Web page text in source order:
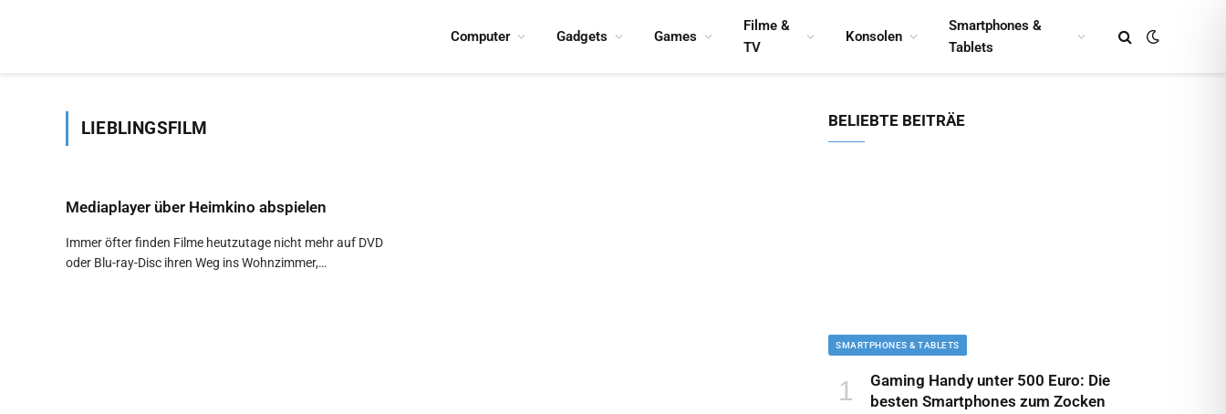
Computer Gadgets Games
Filme &
TV
Konsolen
Smartphones &
Tablets
LIEBLINGSFILM
Mediaplayer über Heimkino abspielen
Immer öfter finden Filme heutzutage nicht mehr auf DVD
oder Blu-ray-Disc ihren Weg ins Wohnzimmer,…
BELIEBTE BEITRÄE
SMARTPHONES & TABLETS
Gaming Handy unter 500 Euro: Die
besten Smartphones zum Zocken